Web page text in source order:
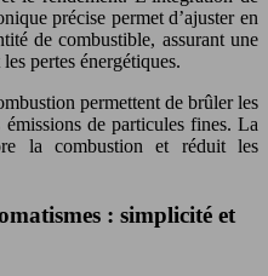
précise permet d’ajuster en
de combustible, assurant une
pertes énergétiques.
permettent de brûler les
de particules fines. La
la combustion et réduit les
: simplicité et